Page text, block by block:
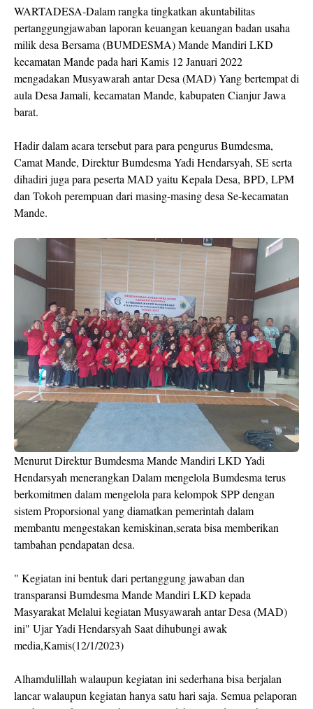
WARTADESA-Dalam rangka tingkatkan akuntabilitas
pertanggungjawaban laporan keuangan keuangan badan usaha
milik desa Bersama (BUMDESMA) Mande Mandiri LKD
kecamatan Mande pada hari Kamis 12 Januari 2022
mengadakan Musyawarah antar Desa (MAD) Yang bertempat di
aula Desa Jamali, kecamatan Mande, kabupaten Cianjur Jawa
barat.
Hadir dalam acara tersebut para para pengurus Bumdesma,
Camat Mande, Direktur Bumdesma Yadi Hendarsyah, SE serta
dihadiri juga para peserta MAD yaitu Kepala Desa, BPD, LPM
dan Tokoh perempuan dari masing-masing desa Se-kecamatan
Mande.
Menurut Direktur Bumdesma Mande Mandiri LKD Yadi
Hendarsyah menerangkan Dalam mengelola Bumdesma terus
berkomitmen dalam mengelola para kelompok SPP dengan
sistem Proporsional yang diamatkan pemerintah dalam
membantu mengestakan kemiskinan,serata bisa memberikan
tambahan pendapatan desa.
" Kegiatan ini bentuk dari pertanggung jawaban dan
transparansi Bumdesma Mande Mandiri LKD kepada
Masyarakat Melalui kegiatan Musyawarah antar Desa (MAD)
ini" Ujar Yadi Hendarsyah Saat dihubungi awak
media,Kamis(12/1/2023)
Alhamdulillah walaupun kegiatan ini sederhana bisa berjalan
lancar walaupun kegiatan hanya satu hari saja. Semua pelaporan